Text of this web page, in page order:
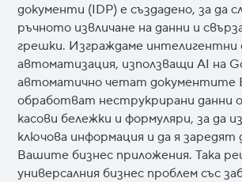
документи (IDP) е създадено, за да
ръчното извличане на данни и
грешки. Изграждаме интелигентни
автоматизация, използващи AI на
автоматично четат документите
обработват неструкрирани данни
касови бележки и формуляри, за да
ключова информация и да я
Вашите бизнес приложения. Така
универсалния бизнес проблем със